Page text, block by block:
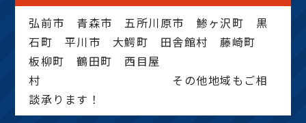
弘前市 青森市 五所川原市 鯵ヶ沢町 黒
石町 平川市 大鰐町 田舎館村 藤崎町
板柳町 鶴田町 西目屋
村 その他地域もご相
談承ります！